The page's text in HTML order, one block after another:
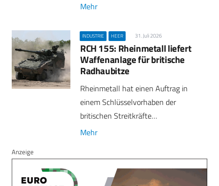
Mehr
INDUSTRIE HEER 31. Juli 2026
RCH 155: Rheinmetall liefert
Waffenanlage für britische
Radhaubitze
Rheinmetall hat einen Auftrag in
einem Schlüsselvorhaben der
britischen Streitkräfte…
Mehr
Anzeige